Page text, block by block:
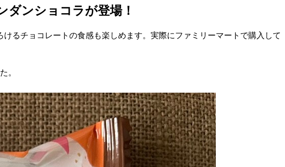
ンショコラが登場！
るチョコレートの食感も楽しめます。実際にファミリーマートで購入して
。